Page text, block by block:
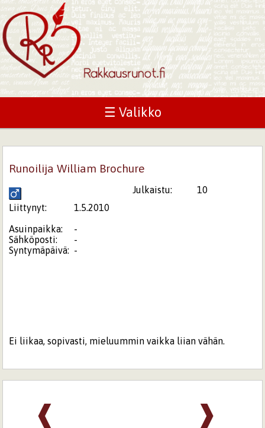
☰ Valikko
Runoilija William Brochure
Julkaistu:
10
Liittynyt:
1.5.2010
Asuinpaikka:
-
Sähköposti:
-
Syntymäpäivä: -
Ei liikaa, sopivasti, mieluummin vaikka liian vähän.
❱
❰